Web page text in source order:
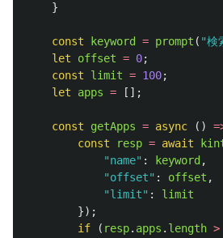
}
const keyword = prompt ( "検
let
offset = 0;
const
limit = 100;
let
apps = [];
const getApps = async ()
const
resp = await
"name" : keyword ,
"offset" : offset ,
"limit" :
limit
});
if
( resp. apps . length >